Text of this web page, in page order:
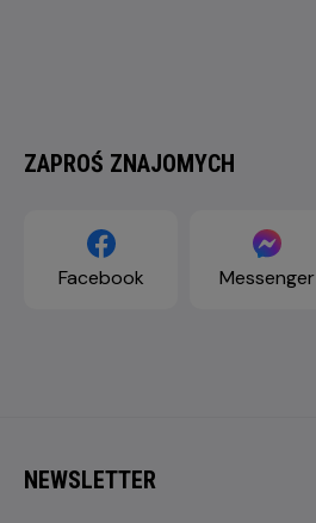
ZAPROŚ ZNAJOMYCH
Facebook Messenger
NEWSLETTER